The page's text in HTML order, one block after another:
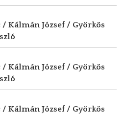
/ Kálmán József / Györkös
/ Kálmán József / Györkös
/ Kálmán József / Györkös